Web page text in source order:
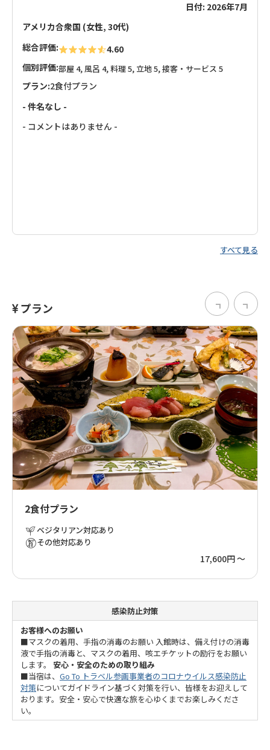
日付: 2026年7月
アメリカ合衆国 (女性, 30代)
総合評価:
4.60
個別評価:部屋 4, 風呂 4, 料理 5, 立地 5, 接客・サービス 5
プラン:2食付プラン
- 件名なし -
- コメントはありません -
すべて見る
プラン
2食付プラン
ベジタリアン対応あり
その他対応あり
17,600円 ～
感染防止対策
お客様へのお願い
■マスクの着用、手指の消毒のお願い 入館時は、備え付けの消毒
液で手指の消毒と、マスクの着用、咳エチケットの励行をお願い
します。
安心・安全のための取り組み
■当宿は、 Go To トラベル参画事業者のコロナウイルス感染防止
対策についてガイドライン基づく対策を行い、皆様をお迎えして
おります。安全・安心で快適な旅を心ゆくまでお楽しみくださ
い。